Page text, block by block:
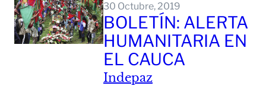
30 Octubre, 2019
BOLETÍN: ALERTA
HUMANITARIA EN
EL CAUCA
Indepaz